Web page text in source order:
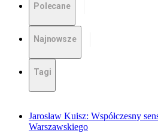
Polecane
Najnowsze
Tagi
Jarosław Kuisz: Współczesny
Warszawskiego